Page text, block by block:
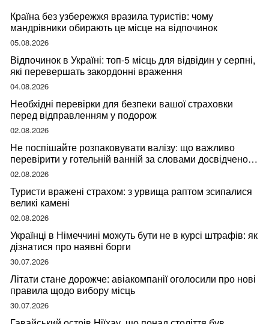
Країна без узбережжя вразила туристів: чому
мандрівники обирають це місце на відпочинок
05.08.2026
Відпочинок в Україні: топ-5 місць для відвідин у серпні,
які перевершать закордонні враження
04.08.2026
Необхідні перевірки для безпеки вашої страховки
перед відправленням у подорож
02.08.2026
Не поспішайте розпаковувати валізу: що важливо
перевірити у готельній ванній за словами досвідченої
мандрівниці
02.08.2026
Туристи вражені страхом: з урвища раптом зсипалися
великі камені
02.08.2026
Українці в Німеччині можуть бути не в курсі штрафів: як
дізнатися про наявні борги
30.07.2026
Літати стане дорожче: авіакомпанії оголосили про нові
правила щодо вибору місць
30.07.2026